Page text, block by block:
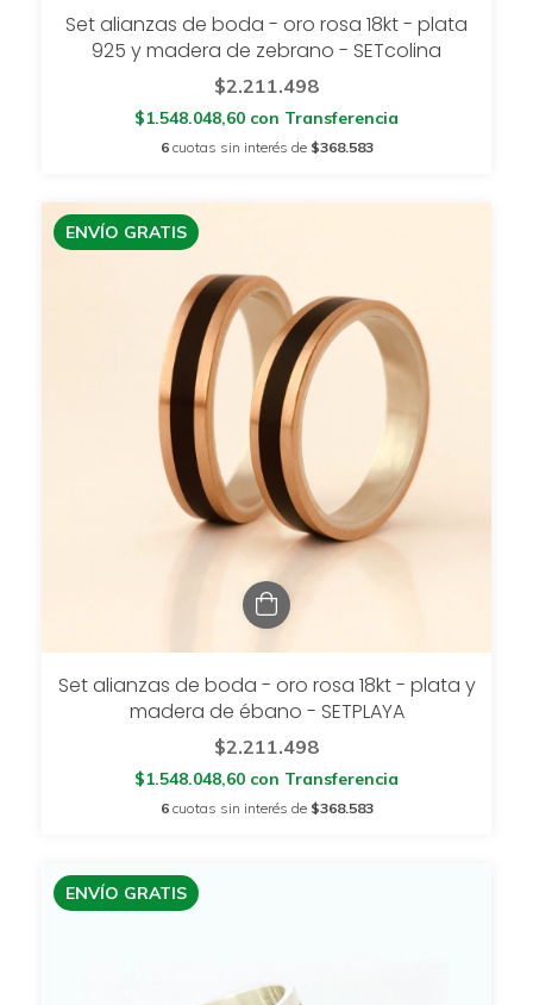
Set alianzas de boda - oro rosa 18kt - plata
925 y madera de zebrano - SETcolina
$2.211.498
$1.548.048,60 con Transferencia
6 cuotas sin interés de $368.583
ENVÍO GRATIS
Set alianzas de boda - oro rosa 18kt - plata y
madera de ébano - SETPLAYA
$2.211.498
$1.548.048,60 con Transferencia
6 cuotas sin interés de $368.583
ENVÍO GRATIS